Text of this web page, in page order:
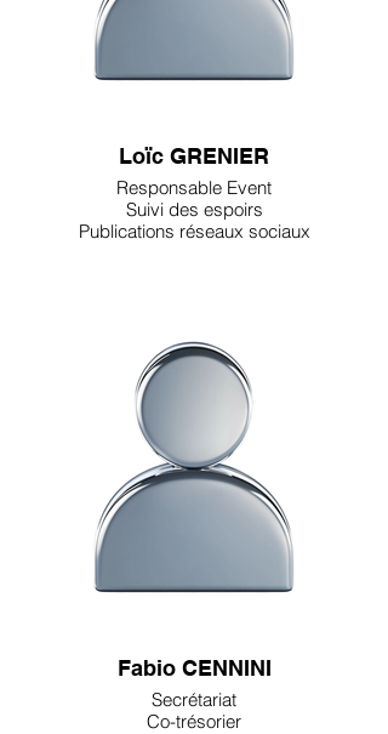
Loïc GRENIER
Responsable Event
Suivi des espoirs
Publications réseaux sociaux
Fabio CENNINI
Secrétariat
Co-trésorier